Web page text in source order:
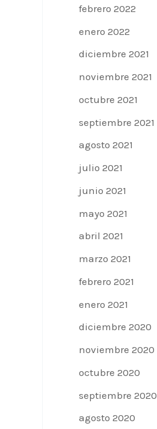
febrero 2022
enero 2022
diciembre 2021
noviembre 2021
octubre 2021
septiembre 2021
agosto 2021
julio 2021
junio 2021
mayo 2021
abril 2021
marzo 2021
febrero 2021
enero 2021
diciembre 2020
noviembre 2020
octubre 2020
septiembre 2020
agosto 2020